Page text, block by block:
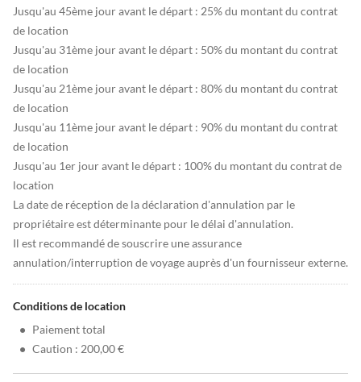
Jusqu'au 45ème jour avant le départ : 25% du montant du contrat
de location
Jusqu'au 31ème jour avant le départ : 50% du montant du contrat
de location
Jusqu'au 21ème jour avant le départ : 80% du montant du contrat
de location
Jusqu'au 11ème jour avant le départ : 90% du montant du contrat
de location
Jusqu'au 1er jour avant le départ : 100% du montant du contrat de
location
La date de réception de la déclaration d'annulation par le
propriétaire est déterminante pour le délai d'annulation.
Il est recommandé de souscrire une assurance
annulation/interruption de voyage auprès d'un fournisseur externe.
Conditions de location
• Paiement total
• Caution : 200,00 €